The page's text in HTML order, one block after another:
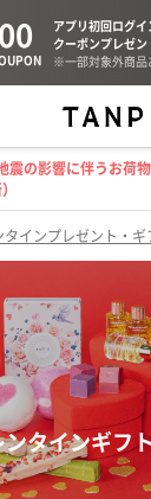
震の影響に伴うお荷
タインプレゼント・ギ
タインギフ